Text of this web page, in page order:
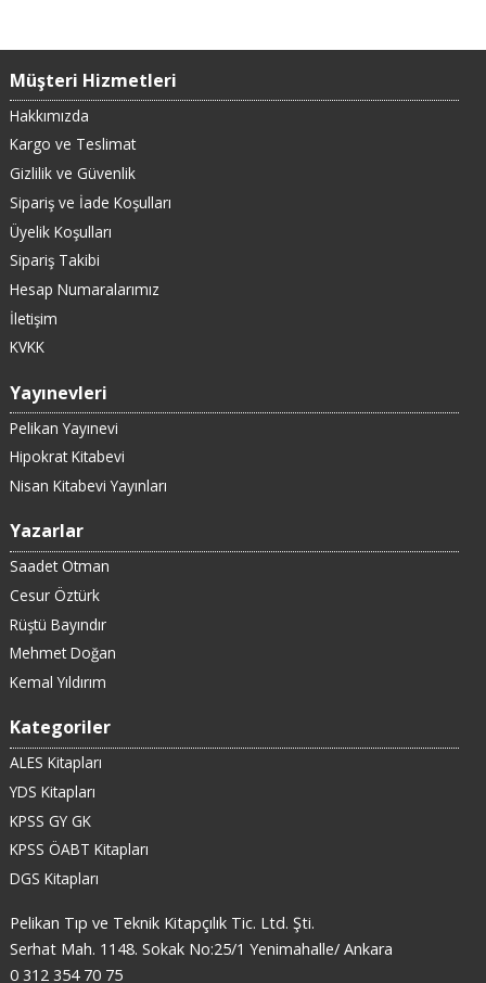
Müşteri Hizmetleri
Hakkımızda
Kargo ve Teslimat
Gizlilik ve Güvenlik
Sipariş ve İade Koşulları
Üyelik Koşulları
Sipariş Takibi
Hesap Numaralarımız
İletişim
KVKK
Yayınevleri
Pelikan Yayınevi
Hipokrat Kitabevi
Nisan Kitabevi Yayınları
Yazarlar
Saadet Otman
Cesur Öztürk
Rüştü Bayındır
Mehmet Doğan
Kemal Yıldırım
Kategoriler
ALES Kitapları
YDS Kitapları
KPSS GY GK
KPSS ÖABT Kitapları
DGS Kitapları
Pelikan Tıp ve Teknik Kitapçılık Tic. Ltd. Şti.
Serhat Mah. 1148. Sokak No:25/1 Yenimahalle/ Ankara
0 312 354 70 75